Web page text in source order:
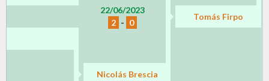
22/06/2023
2 - 0
Tomás Firpo
Nicolás Brescia